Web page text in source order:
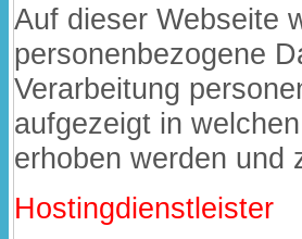
Auf dieser Webseite
personenbezogene
Verarbeitung
aufgezeigt in
erhoben werden und
Hostingdienstleister